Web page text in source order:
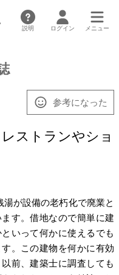
説明 ログイン メニュー
参考になった
ストランやショ
が設備の老朽化で廃業と
す。借地なので簡単に建
いって何かに使えるでも
。この建物を何かに有効
前、建築士に調査しても